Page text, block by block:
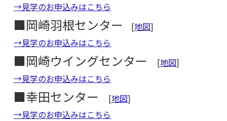
→見学のお申込みはこちら
■岡崎羽根センター [地図]
→見学のお申込みはこちら
■岡崎ウイングセンター [地図]
→見学のお申込みはこちら
■幸田センター [地図]
→見学のお申込みはこちら